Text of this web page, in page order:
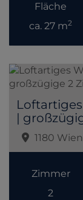
Fläche
ca. 27 m2
|
1180 Wien
Zimmer
2